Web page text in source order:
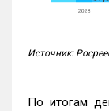
Источник:
По итогам